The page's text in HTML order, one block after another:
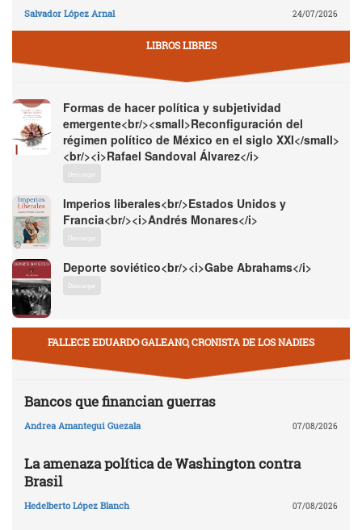
Salvador López Arnal 24/07/2026
LIBROS LIBRES
Formas de hacer política y subjetividad
emergente<br/><small>Reconfiguración del
régimen político de México en el siglo XXI</small>
<br/><i>Rafael Sandoval Álvarez</i>
Descargar
Imperios liberales<br/>Estados Unidos y
Francia<br/><i>Andrés Monares</i>
Descargar
Deporte soviético<br/><i>Gabe Abrahams</i>
Descargar
FALLECE EDUARDO GALEANO, CRONISTA DE LOS NADIES
Bancos que financian guerras
Andrea Amantegui Guezala 07/08/2026
La amenaza política de Washington contra
Brasil
Hedelberto López Blanch 07/08/2026